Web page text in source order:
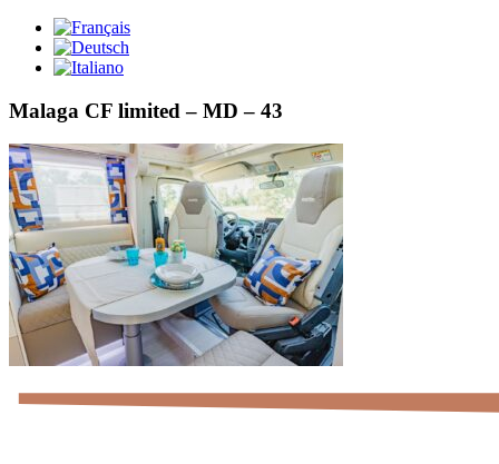
Malaga CF limited – MD – 43